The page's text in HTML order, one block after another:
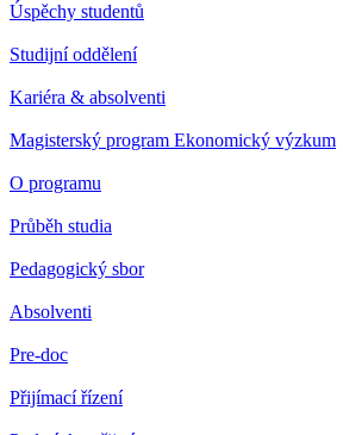
Úspěchy studentů
Studijní oddělení
Kariéra & absolventi
Magisterský program Ekonomický výzkum
O programu
Průběh studia
Pedagogický sbor
Absolventi
Pre-doc
Přijímací řízení